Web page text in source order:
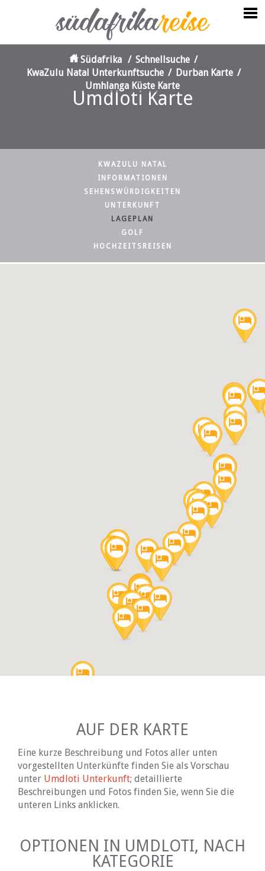
Umdloti Karte
Südafrika / Schnellsuche /
KwaZulu Natal Unterkunftsuche / Durban Karte /
Umhlanga Küste Karte
KWAZULU NATAL
INFORMATIONEN
SEHENSWÜRDIGKEITEN
UNTERKUNFT
LAGEPLAN
GOLF
HOCHZEITSREISEN
AUF DER KARTE
Eine kurze Beschreibung und Fotos aller unten
vorgestellten Unterkünfte finden Sie als Vorschau
unter Umdloti Unterkunft; detaillierte
Beschreibungen und Fotos finden Sie, wenn Sie die
unteren Links anklicken.
OPTIONEN IN UMDLOTI, NACH
KATEGORIE